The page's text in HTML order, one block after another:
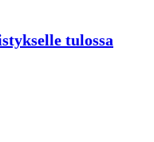
tulossa